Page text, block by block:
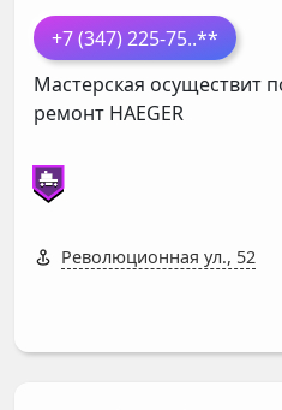
+7 (347) 225-75..**
Мастерская осуществит
ремонт HAEGER
Революционная ул., 52